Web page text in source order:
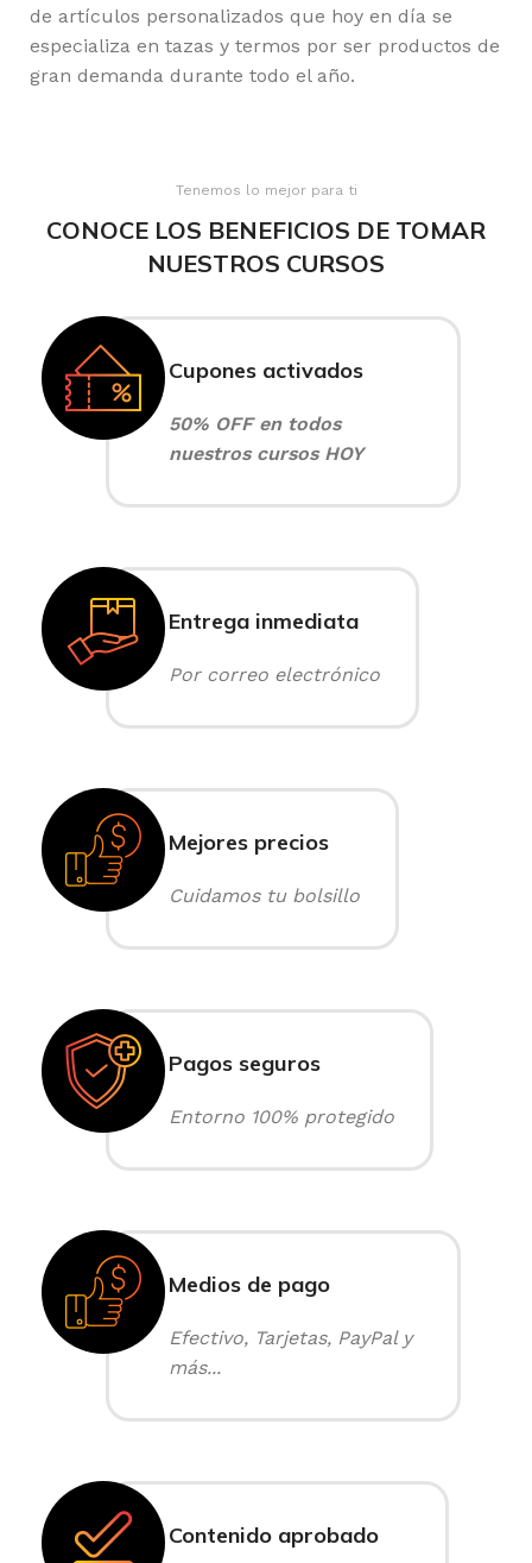
de artículos personalizados que hoy en día se
especializa en tazas y termos por ser productos de
gran demanda durante todo el año.
Tenemos lo mejor para ti
CONOCE LOS BENEFICIOS DE TOMAR
NUESTROS CURSOS
Cupones activados
50% OFF en todos
nuestros cursos HOY
Entrega inmediata
Por correo electrónico
Mejores precios
Cuidamos tu bolsillo
Pagos seguros
Entorno 100% protegido
Medios de pago
Efectivo, Tarjetas, PayPal y
más...
Contenido aprobado